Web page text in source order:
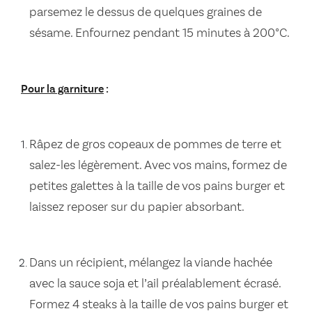
parsemez le dessus de quelques graines de
sésame. Enfournez pendant 15 minutes à 200°C.
Pour la garniture :
Râpez de gros copeaux de pommes de terre et
salez-les légèrement. Avec vos mains, formez de
petites galettes à la taille de vos pains burger et
laissez reposer sur du papier absorbant.
Dans un récipient, mélangez la viande hachée
avec la sauce soja et l’ail préalablement écrasé.
Formez 4 steaks à la taille de vos pains burger et